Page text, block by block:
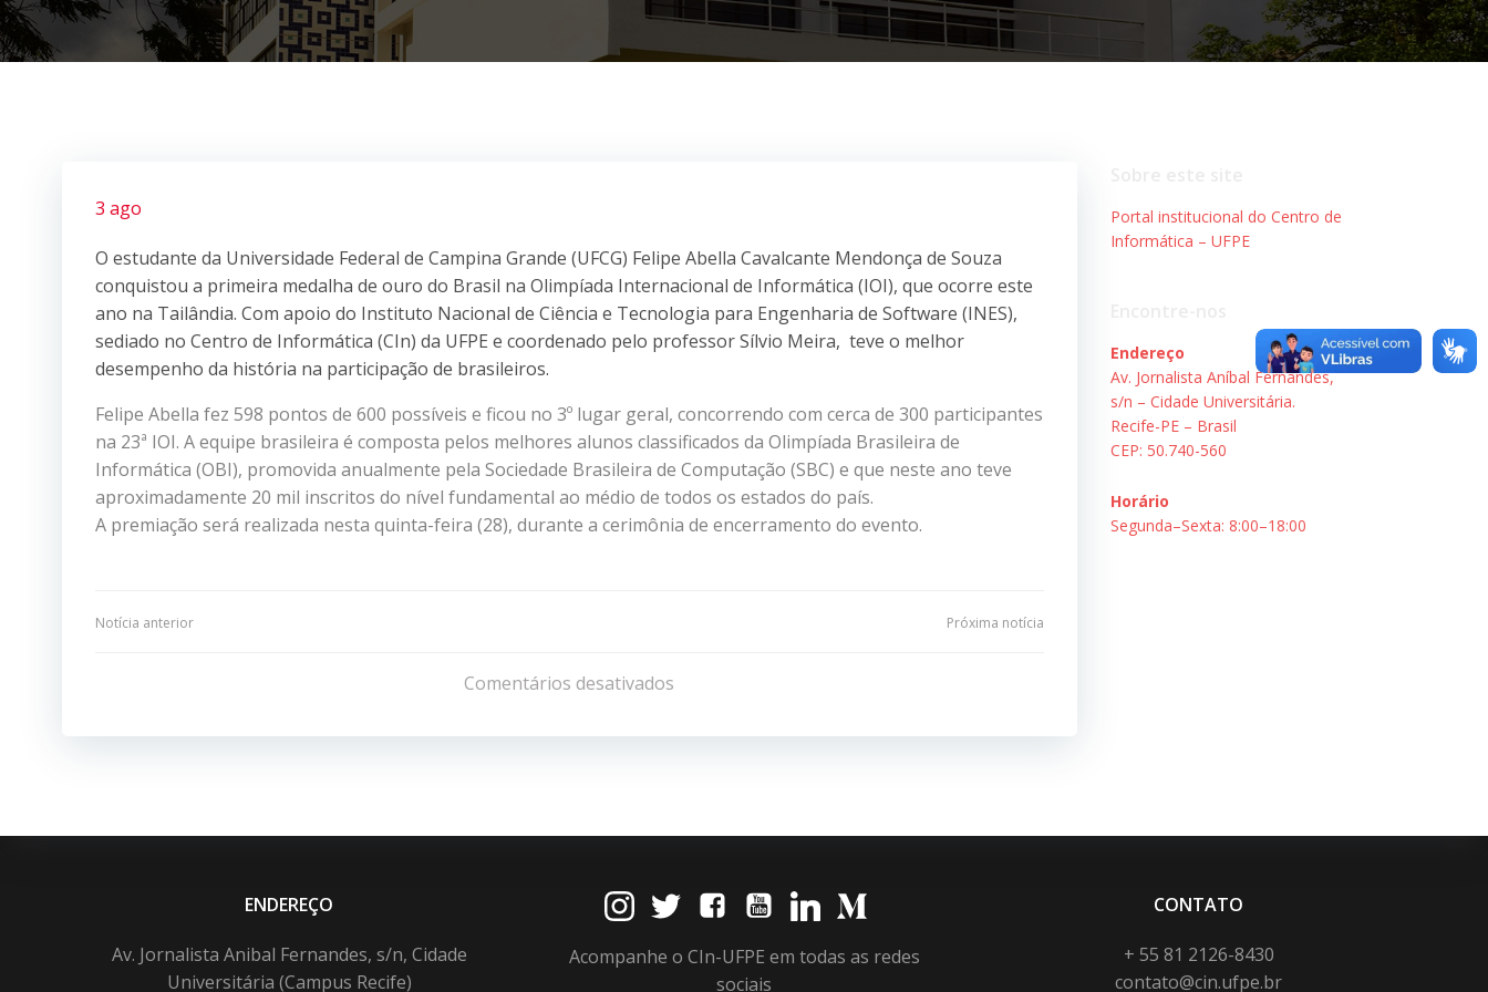
3 ago
O estudante da Universidade Federal de Campina Grande (UFCG) Felipe Abella Cavalcante Mendonça de Souza
conquistou a primeira medalha de ouro do Brasil na Olimpíada Internacional de Informática (IOI), que ocorre este
ano na Tailândia. Com apoio do Instituto Nacional de Ciência e Tecnologia para Engenharia de Software (INES),
sediado no Centro de Informática (CIn) da UFPE e coordenado pelo professor Sílvio Meira, teve o melhor
desempenho da história na participação de brasileiros.
Felipe Abella fez 598 pontos de 600 possíveis e ficou no 3º lugar geral, concorrendo com cerca de 300 participantes
na 23ª IOI. A equipe brasileira é composta pelos melhores alunos classificados da Olimpíada Brasileira de
Informática (OBI), promovida anualmente pela Sociedade Brasileira de Computação (SBC) e que neste ano teve
aproximadamente 20 mil inscritos do nível fundamental ao médio de todos os estados do país.
A premiação será realizada nesta quinta-feira (28), durante a cerimônia de encerramento do evento.
Navegação
Post
Notícia anterior
de
Post
Próxima notícia
Comentários desativados
Portal institucional do Centro de
Informática – UFPE
Endereço
Av. Jornalista Aníbal Fernandes,
s/n – Cidade Universitária.
Recife-PE – Brasil
CEP: 50.740-560
Horário
Segunda–Sexta: 8:00–18:00
ENDEREÇO
Av. Jornalista Anibal Fernandes, s/n, Cidade
Universitária (Campus Recife)
Acompanhe o CIn-UFPE em todas as redes
sociais
CONTATO
+ 55 81 2126-8430
contato@cin.ufpe.br